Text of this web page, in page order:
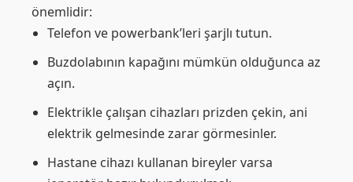
önemlidir:
Telefon ve powerbank’leri şarjlı tutun.
Buzdolabının kapağını mümkün olduğunca az
açın.
Elektrikle çalışan cihazları prizden çekin, ani
elektrik gelmesinde zarar görmesinler.
Hastane cihazı kullanan bireyler varsa